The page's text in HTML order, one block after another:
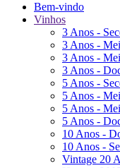
Bem-vindo
Vinhos
3 Anos -
3 Anos -
3 Anos -
3 Anos -
5 Anos -
5 Anos -
5 Anos -
5 Anos -
10 Anos -
10 Anos -
Vintage 20